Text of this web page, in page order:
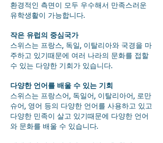
환경적인 측면이 모두 우수해서 만족스러운
유학생활이 가능합니다.
작은 유럽의 중심국가
스위스는 프랑스, 독일, 이탈리아와 국경을 마
주하고 있기때문에 여러 나라의 문화를 접할
수 있는 다양한 기회가 있습니다.
다양한 언어를 배울 수 있는 기회
스위스는 프랑스어, 독일어, 이탈리아어, 로만
슈어, 영어 등의 다양한 언어를 사용하고 있고
다양한 민족이 살고 있기때문에 다양한 언어
와 문화를 배울 수 있습니다.